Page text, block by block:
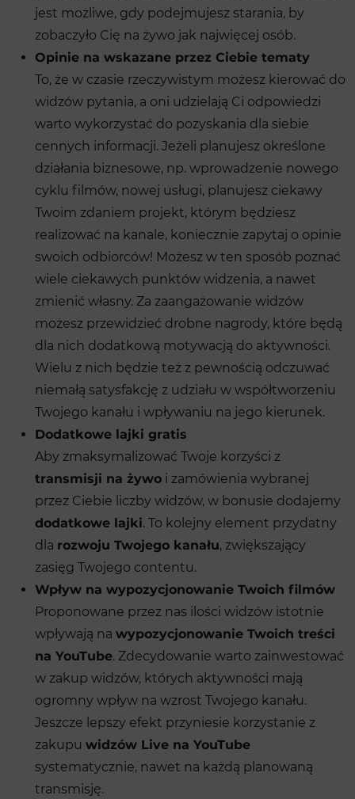
jest możliwe, gdy podejmujesz starania, by
zobaczyło Cię na żywo jak najwięcej osób.
Opinie na wskazane przez Ciebie tematy
To, że w czasie rzeczywistym możesz kierować do
widzów pytania, a oni udzielają Ci odpowiedzi
warto wykorzystać do pozyskania dla siebie
cennych informacji. Jeżeli planujesz określone
działania biznesowe, np. wprowadzenie nowego
cyklu filmów, nowej usługi, planujesz ciekawy
Twoim zdaniem projekt, którym będziesz
realizować na kanale, koniecznie zapytaj o opinie
swoich odbiorców! Możesz w ten sposób poznać
wiele ciekawych punktów widzenia, a nawet
zmienić własny. Za zaangażowanie widzów
możesz przewidzieć drobne nagrody, które będą
dla nich dodatkową motywacją do aktywności.
Wielu z nich będzie też z pewnością odczuwać
niemałą satysfakcję z udziału w współtworzeniu
Twojego kanału i wpływaniu na jego kierunek.
Dodatkowe lajki gratis
Aby zmaksymalizować Twoje korzyści z
transmisji na żywo i zamówienia wybranej
przez Ciebie liczby widzów, w bonusie dodajemy
dodatkowe lajki. To kolejny element przydatny
dla rozwoju Twojego kanału, zwiększający
zasięg Twojego contentu.
Wpływ na wypozycjonowanie Twoich filmów
Proponowane przez nas ilości widzów istotnie
wpływają na wypozycjonowanie Twoich treści
na YouTube. Zdecydowanie warto zainwestować
w zakup widzów, których aktywności mają
ogromny wpływ na wzrost Twojego kanału.
Jeszcze lepszy efekt przyniesie korzystanie z
zakupu widzów Live na YouTube
systematycznie, nawet na każdą planowaną
transmisję.